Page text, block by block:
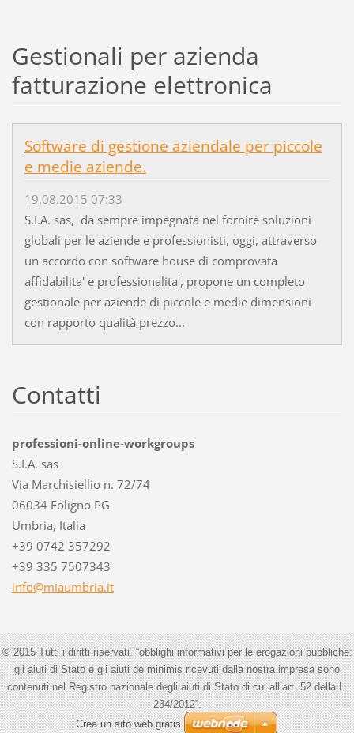
Gestionali per azienda
fatturazione elettronica
Software di gestione aziendale per piccole
e medie aziende.
19.08.2015 07:33
S.I.A. sas, da sempre impegnata nel fornire soluzioni
globali per le aziende e professionisti, oggi, attraverso
un accordo con software house di comprovata
affidabilita' e professionalita', propone un completo
gestionale per aziende di piccole e medie dimensioni
con rapporto qualità prezzo...
Contatti
professioni-online-workgroups
S.I.A. sas
Via Marchisiellio n. 72/74
06034 Foligno PG
Umbria, Italia
+39 0742 357292
+39 335 7507343
info@miaumbria.it
© 2015 Tutti i diritti riservati. “obblighi informativi per le erogazioni pubbliche:
gli aiuti di Stato e gli aiuti de minimis ricevuti dalla nostra impresa sono
contenuti nel Registro nazionale degli aiuti di Stato di cui all’art. 52 della L.
234/2012”.
Crea un sito web gratis